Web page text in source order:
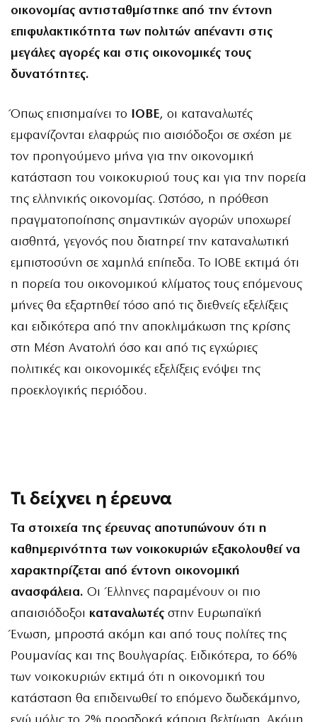
οικονομίας αντισταθμίστηκε από την έντονη
επιφυλακτικότητα των πολιτών απέναντι στις
μεγάλες αγορές και στις οικονομικές τους
δυνατότητες.
Όπως επισημαίνει το ΙΟΒΕ, οι καταναλωτές
εμφανίζονται ελαφρώς πιο αισιόδοξοι σε σχέση με
τον προηγούμενο μήνα για την οικονομική
κατάσταση του νοικοκυριού τους και για την πορεία
της ελληνικής οικονομίας. Ωστόσο, η πρόθεση
πραγματοποίησης σημαντικών αγορών υποχωρεί
αισθητά, γεγονός που διατηρεί την καταναλωτική
εμπιστοσύνη σε χαμηλά επίπεδα. Το ΙΟΒΕ εκτιμά ότι
η πορεία του οικονομικού κλίματος τους επόμενους
μήνες θα εξαρτηθεί τόσο από τις διεθνείς εξελίξεις
και ειδικότερα από την αποκλιμάκωση της κρίσης
στη Μέση Ανατολή όσο και από τις εγχώριες
πολιτικές και οικονομικές εξελίξεις ενόψει της
προεκλογικής περιόδου.
Τι δείχνει η έρευνα
Τα στοιχεία της έρευνας αποτυπώνουν ότι η
καθημερινότητα των νοικοκυριών εξακολουθεί να
χαρακτηρίζεται από έντονη οικονομική
ανασφάλεια. Οι Έλληνες παραμένουν οι πιο
απαισιόδοξοι καταναλωτές στην Ευρωπαϊκή
Ένωση, μπροστά ακόμη και από τους πολίτες της
Ρουμανίας και της Βουλγαρίας. Ειδικότερα, το 66%
των νοικοκυριών εκτιμά ότι η οικονομική του
κατάσταση θα επιδεινωθεί το επόμενο δωδεκάμηνο,